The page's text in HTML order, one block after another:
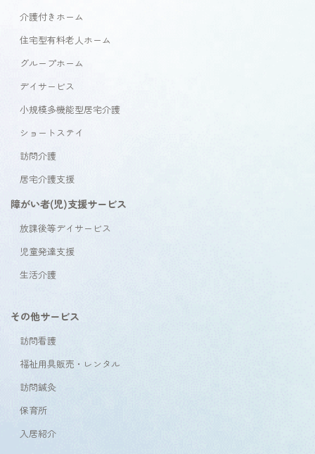
介護付きホーム
住宅型有料老人ホーム
グループホーム
デイサービス
小規模多機能型居宅介護
ショートステイ
訪問介護
居宅介護支援
障がい者(児)支援サービス
放課後等デイサービス
児童発達支援
生活介護
その他サービス
訪問看護
福祉用具販売・レンタル
訪問鍼灸
保育所
入居紹介